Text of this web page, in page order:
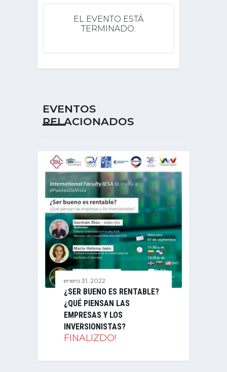
EL EVENTO ESTÁ
TERMINADO.
EVENTOS
RELACIONADOS
enero 31, 2022
¿SER BUENO ES RENTABLE?
¿QUÉ PIENSAN LAS
EMPRESAS Y LOS
INVERSIONISTAS?
FINALIZDO!